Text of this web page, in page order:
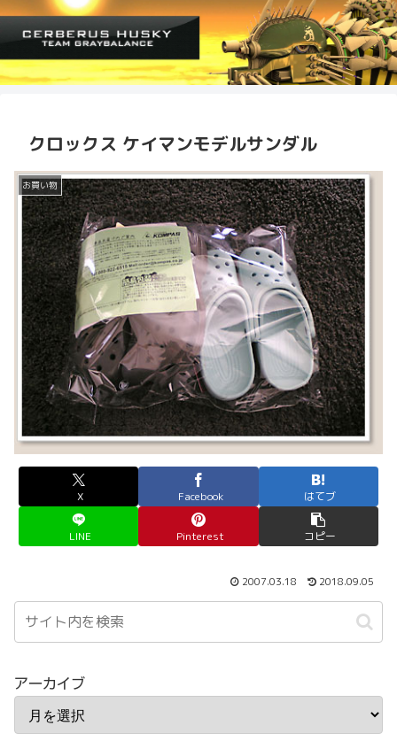
クロックス ケイマンモデルサンダル
お買い物
X Facebook はてブ
LINE Pinterest コピー
2007.03.18 2018.09.05
アーカイブ